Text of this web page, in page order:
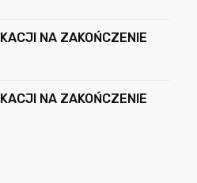
NA ZAKOŃCZENIE
NA ZAKOŃCZENIE